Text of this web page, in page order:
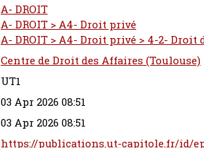
A- DROIT
A- DROIT > A4- Droit privé
A- DROIT > A4- Droit privé > 4-2-
Centre de Droit des Affaires (Toulouse)
UT1
03 Apr 2026 08:51
03 Apr 2026 08:51
https://publications.ut-capitole.fr/id/